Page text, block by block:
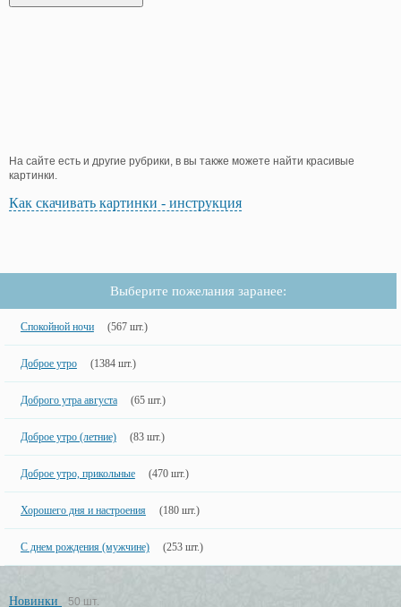
На сайте есть и другие рубрики, в вы также можете найти красивые
картинки.
Как скачивать картинки - инструкция
Выберите пожелания заранее:
Спокойной ночи (567 шт.)
Доброе утро (1384 шт.)
Доброго утра августа (65 шт.)
Доброе утро (летние) (83 шт.)
Доброе утро, прикольные (470 шт.)
Хорошего дня и настроения (180 шт.)
С днем рождения (мужчине) (253 шт.)
Новинки 50 шт.